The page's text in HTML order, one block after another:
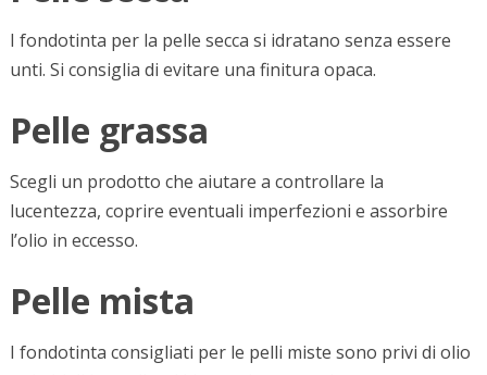
I fondotinta per la pelle secca si idratano senza essere
unti. Si consiglia di evitare una finitura opaca.
Pelle grassa
Scegli un prodotto che aiutare a controllare la
lucentezza, coprire eventuali imperfezioni e assorbire
l’olio in eccesso.
Pelle mista
I fondotinta consigliati per le pelli miste sono privi di olio